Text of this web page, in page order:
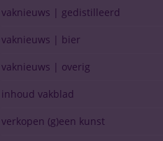
vaknieuws | gedistilleerd
vaknieuws | bier
vaknieuws | overig
inhoud vakblad
verkopen (g)een kunst